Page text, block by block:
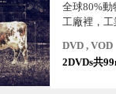
全球80%
工廠裡，
不是工業養
是常態。
DVD , VOD
2DVDs共